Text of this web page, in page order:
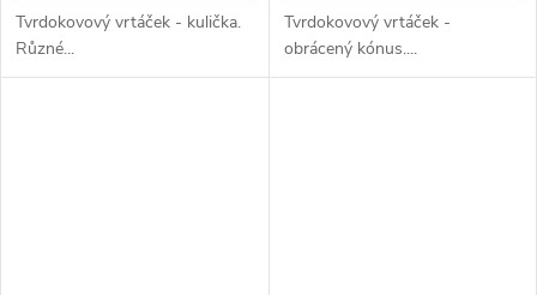
Tvrdokovový vrtáček - kulička.
Různé...
Tvrdokovový vrtáček -
obrácený kónus....